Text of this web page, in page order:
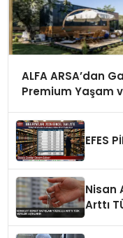
ALFA ARSA’dan
Premium Yaşam
EFES
Nisan
Arttı